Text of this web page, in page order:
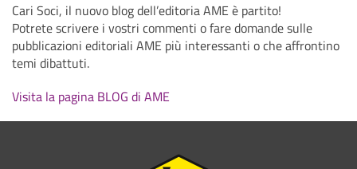
Cari Soci, il nuovo blog dell’editoria AME è partito!
Potrete scrivere i vostri commenti o fare domande sulle
pubblicazioni editoriali AME più interessanti o che affrontino
temi dibattuti.
Visita la pagina BLOG di AME